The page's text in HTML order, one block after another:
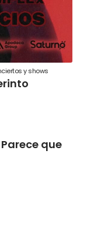
y shows
que